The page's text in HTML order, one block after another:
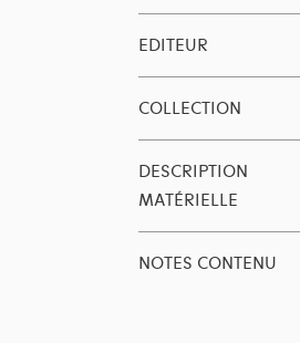
EDITEUR
COLLECTION
DESCRIPTION
MATÉRIELLE
NOTES CONTENU